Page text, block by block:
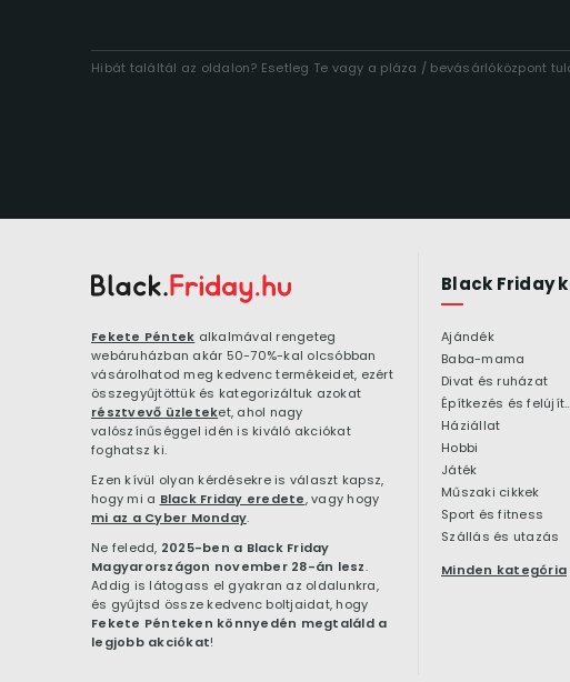
Hibát találtál az oldalon? Esetleg Te vagy a pláza / bevásárlóközpont
Fekete Péntek alkalmával rengeteg
webáruházban akár 50-70%-kal olcsóbban
vásárolhatod meg kedvenc termékeidet, ezért
összegyűjtöttük és kategorizáltuk azokat
résztvevő üzleteket, ahol nagy
valószínűséggel idén is kiváló akciókat
foghatsz ki.
Ezen kívül olyan kérdésekre is választ kapsz,
hogy mi a Black Friday eredete, vagy hogy
mi az a Cyber Monday.
Ne feledd, 2025-ben a Black Friday
Magyarországon november 28-án lesz.
Addig is látogass el gyakran az oldalunkra,
és gyűjtsd össze kedvenc boltjaidat, hogy
Fekete Pénteken könnyedén megtaláld a
legjobb akciókat!
Black Friday
Ajándék
Baba-mama
Divat és ruházat
Építkezés és felújítás
Háziállat
Hobbi
Játék
Műszaki cikkek
Sport és fitness
Szállás és utazás
Minden kategória